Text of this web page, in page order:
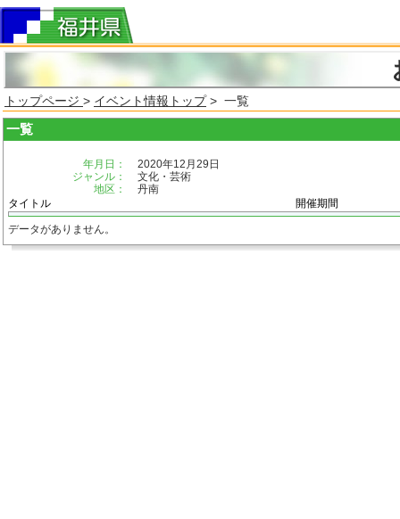
トップページ > イベント情報トップ> 一覧
一覧
年月日：
2020年12月29日
ジャンル：
文化・芸術
地区：
丹南
タイトル
開催期間
データがありません。